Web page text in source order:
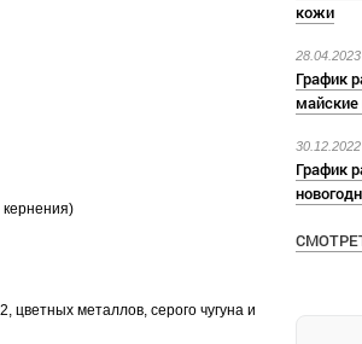
кернения)
металлов, серого чугуна и
кожи
График
майские
График